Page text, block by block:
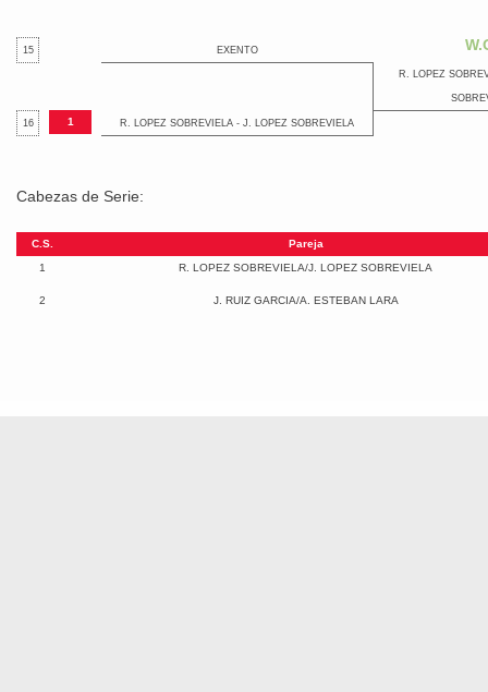
15 EXENTO
R. LOPEZ
16 1 R. LOPEZ SOBREVIELA - J. LOPEZ SOBREVIELA
Cabezas de Serie:
C.S.
Pareja
1
R. LOPEZ SOBREVIELA/J. LOPEZ SOBREVIELA
2 J. RUIZ GARCIA/A. ESTEBAN LARA